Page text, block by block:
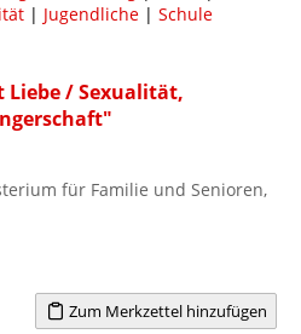
| Jugendliche | Schule
Liebe / Sexualität,
für Familie und Senioren,
Zum Merkzettel hinzufügen